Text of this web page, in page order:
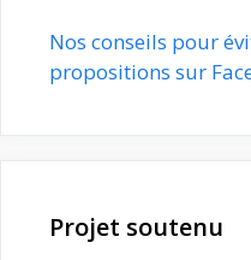
Nos conseils pour
propositions sur
Projet soutenu